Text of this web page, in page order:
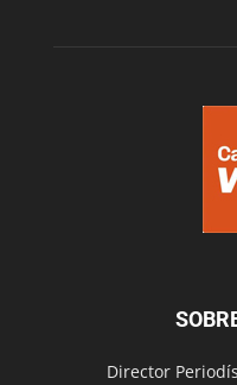
Director